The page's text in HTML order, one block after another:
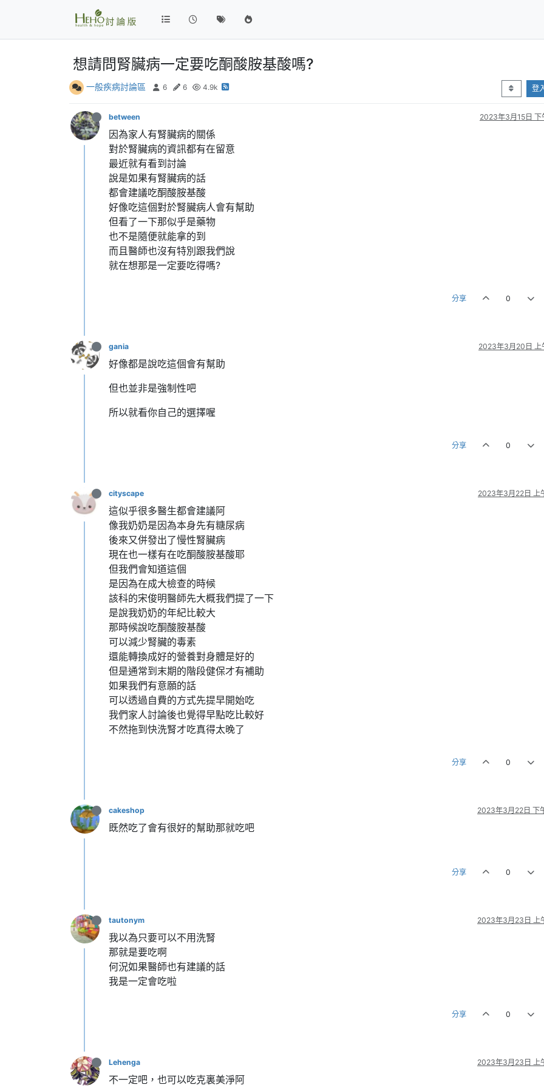
想請問腎臟病一定要吃酮酸胺基酸嗎?
一般疾病討論區 6 6 4.9k 登
between 2023年3月15日 下
因為家人有腎臟病的關係
對於腎臟病的資訊都有在留意
最近就有看到討論
說是如果有腎臟病的話
都會建議吃酮酸胺基酸
好像吃這個對於腎臟病人會有幫助
但看了一下那似乎是藥物
也不是隨便就能拿的到
而且醫師也沒有特別跟我們說
就在想那是一定要吃得嗎?
分享 0
gania 2023年3月20日 上
好像都是說吃這個會有幫助
但也並非是強制性吧
所以就看你自己的選擇喔
分享 0
cityscape 2023年3月22日 上
這似乎很多醫生都會建議阿
像我奶奶是因為本身先有糖尿病
後來又併發出了慢性腎臟病
現在也一樣有在吃酮酸胺基酸耶
但我們會知道這個
是因為在成大檢查的時候
該科的宋俊明醫師先大概我們提了一下
是說我奶奶的年紀比較大
那時候說吃酮酸胺基酸
可以減少腎臟的毒素
還能轉換成好的營養對身體是好的
但是通常到末期的階段健保才有補助
如果我們有意願的話
可以透過自費的方式先提早開始吃
我們家人討論後也覺得早點吃比較好
不然拖到快洗腎才吃真得太晚了
分享 0
cakeshop 2023年3月22日 下
既然吃了會有很好的幫助那就吃吧
分享 0
tautonym 2023年3月23日 上
我以為只要可以不用洗腎
那就是要吃啊
何況如果醫師也有建議的話
我是一定會吃啦
分享 0
Lehenga 2023年3月23日 上
不一定吧，也可以吃克裏美淨阿